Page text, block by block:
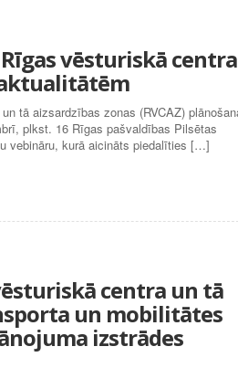
vēsturiskā centra
tā aizsardzības zonas (RVCAZ)
plkst. 16 Rīgas pašvaldības Pilsētas
vebināru, kurā aicināts piedalīties […]
centra un tā
un mobilitātes
izstrādes